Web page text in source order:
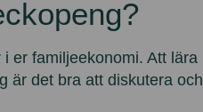
er familjeekonomi. Att lära
är det bra att diskutera och